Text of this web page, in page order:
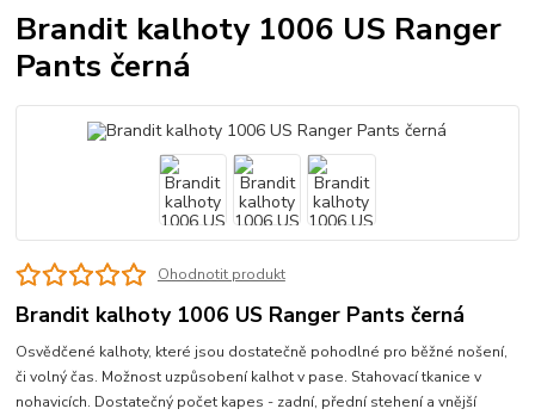
Brandit kalhoty 1006 US Ranger
Pants černá
Ohodnotit produkt
Brandit kalhoty 1006 US Ranger Pants černá
Osvědčené kalhoty, které jsou dostatečně pohodlné pro běžné nošení,
či volný čas. Možnost uzpůsobení kalhot v pase. Stahovací tkanice v
nohavicích. Dostatečný počet kapes - zadní, přední stehení a vnější